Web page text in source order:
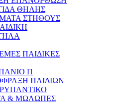
ΘΗΛΗΣ
ΣΤΗΘΟΥΣ
ΠΑΙΔΙΚΕΣ
Π
ΠΑΙΔΙΩΝ
& ΜΩΛΩΠΕΣ